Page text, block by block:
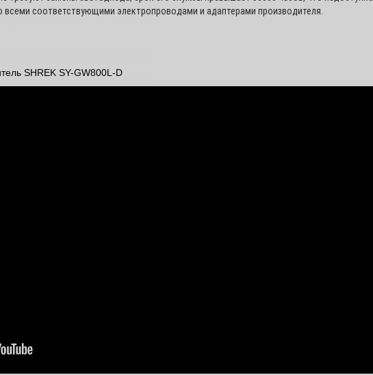
соответствующими электропроводами и адаптерами производителя.
SHREK SY-GW800L-D
Работа интернет-магазина "Медшоп" временно
обратный звонок, пишите в Viber, Telegram, WhatsApp
всегда вам ответим по возможности!!!